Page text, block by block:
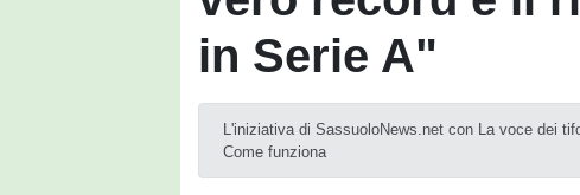
in Serie A"
L'iniziativa di SassuoloNews.net con La voce dei
Come funziona